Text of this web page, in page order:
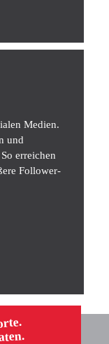
Medien.
und
erreichen
Follower-